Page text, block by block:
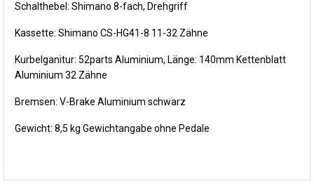
Schalthebel: Shimano 8-fach, Drehgriff
Kassette: Shimano CS-HG41-8 11-32 Zähne
Kurbelganitur: 52parts Aluminium, Länge: 140mm Kettenblatt
Aluminium 32 Zähne
Bremsen: V-Brake Aluminium schwarz
Gewicht: 8,5 kg Gewichtangabe ohne Pedale